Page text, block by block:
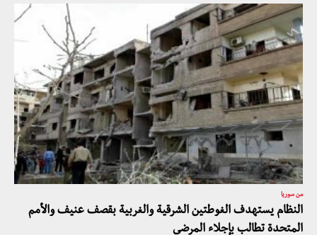
من سوريا
النظام يستهدف الغوطتين الشرقية والغربية بقصف عنيف والأمم
المتحدة تطالب بإجلاء المرضى